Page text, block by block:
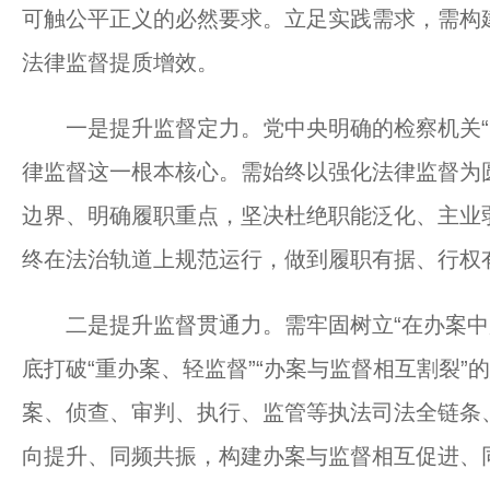
可触公平正义的必然要求。立足实践需求，需
法律监督提质增效。
一是提升监督定力。党中央明确的检察机关“
律监督这一根本核心。需始终以强化法律监督为
边界、明确履职重点，坚决杜绝职能泛化、主
终在法治轨道上规范运行，做到履职有据、行权
二是提升监督贯通力。需牢固树立“在办案中
底打破“重办案、轻监督”“办案与监督相互割裂”
案、侦查、审判、执行、监管等执法司法全链
向提升、同频共振，构建办案与监督相互促进